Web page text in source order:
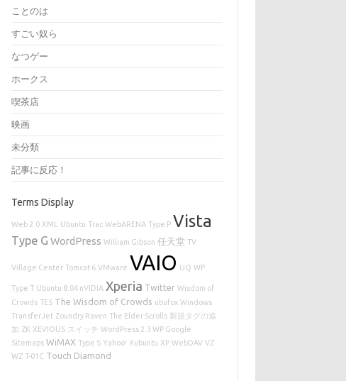
ことのは
すごい奴ら
なつゲー
ホークス
喫茶店
映画
未分類
記事に反応！
Terms Display
Web 2.0 XML Ubuntu Trac WebARENA Type P Vista
Type G WordPress William Gibson 任天堂 TV
Village Center Tomcat 6 VMware VAIO UQ WP
Type T Ubuntu 8.04 nVIDIA Xperia Twitter Wisdom of
Crowds TES The Wisdom of Crowds ubufox Windows
TransferJet Zoundry Raven The Elder Scrolls 新規タグの追
加 ZK XEVIOUS スイッチ WordPress 2.3 WP Google
Sitemaps WiMAX Type S Yahoo! Xubuntu XP WebDAV VZ
WZ T-01C Touch Diamond